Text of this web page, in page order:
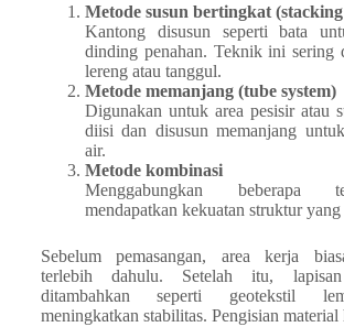
Metode susun bertingkat (stacking
Kantong disusun seperti bata
dinding penahan. Teknik ini sering
lereng atau tanggul.
Metode memanjang (tube system)
Digunakan untuk area pesisir atau
diisi dan disusun memanjang
air.
Metode kombinasi
Menggabungkan beberapa
mendapatkan kekuatan struktur
Sebelum pemasangan, area kerja
terlebih dahulu. Setelah itu,
ditambahkan seperti geotekstil
meningkatkan stabilitas. Pengisian